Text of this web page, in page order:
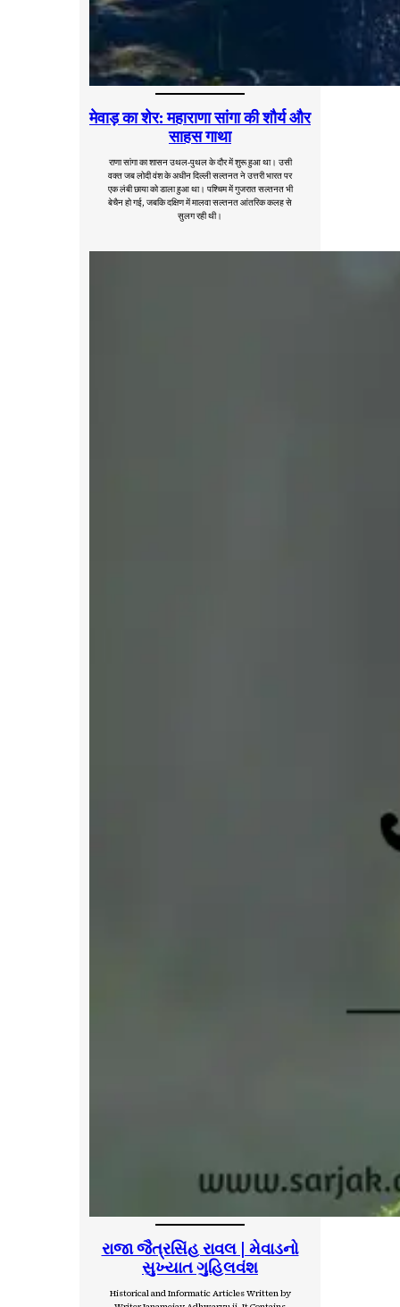
मेवाड़ का शेर: महाराणा सांगा की शौर्य और
साहस गाथा
राणा सांगा का शासन उथल-पुथल के दौर में शुरू हुआ था। उसी
वक्त जब लोदी वंश के अधीन दिल्ली सल्तनत ने उत्तरी भारत पर
एक लंबी छाया को डाला हुआ था। पश्चिम में गुजरात सल्तनत भी
बेचैन हो गई, जबकि दक्षिण में मालवा सल्तनत आंतरिक कलह से
सुलग रही थी।
રાજા જૈત્રસિંહ રાવલ | મેવાડનો
સુખ્યાત ગુહિલવંશ
Historical and Informatic Articles Written by